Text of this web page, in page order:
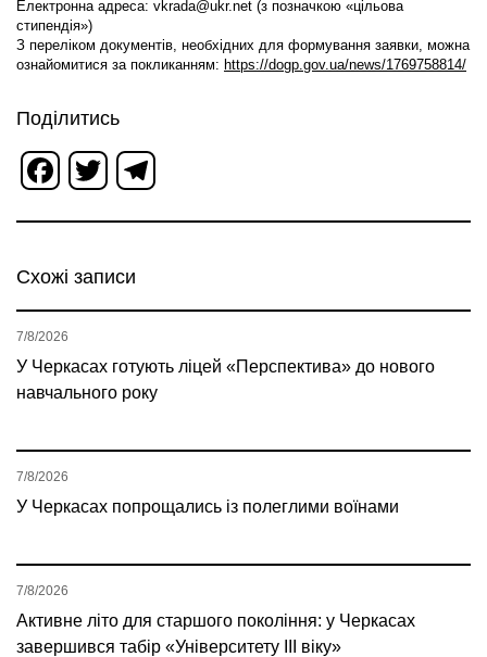
Електронна адреса: vkrada@ukr.net (з позначкою «цільова
стипендія»)
З переліком документів, необхідних для формування заявки, можна
ознайомитися за покликанням: https://dogp.gov.ua/news/1769758814/
Поділитись
Facebook
Twitter
Схожі записи
У Черкасах готують ліцей «Перспектива» до нового
навчального року
7/8/2026
У Черкасах попрощались із полеглими воїнами
7/8/2026
Активне літо для старшого покоління: у Черкасах
завершився табір «Університету ІІІ віку»
7/8/2026